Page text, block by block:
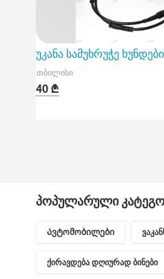
უკანა სამუხრუჭე
თბილისი
40 ₾
პოპულარული
Ავტომობილები
ქირავდება დღიურად ბინები